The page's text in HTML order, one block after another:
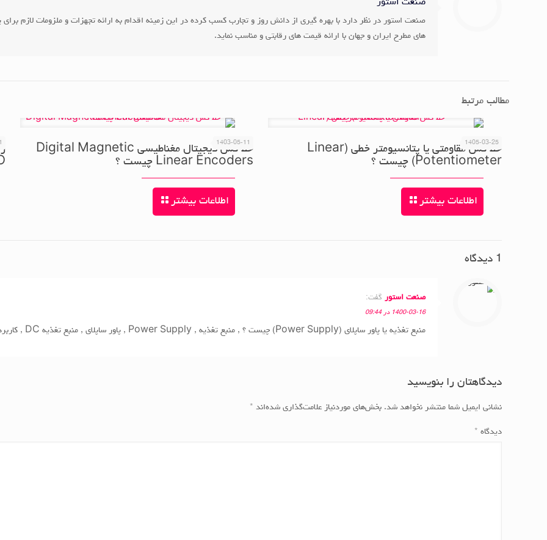
صنعت استور
صنعت استور در نظر دارد با بهره گیری از دانش روز و تجارب کسب کرده در این زمینه اقدام به ارائه تجهزات و ملزومات لازم برای
های مطرح ایران و جهان با ارائه قیمت های رقابتی و مناسب نماید.
مطالب مرتبط
1405-03-25
خط کش مقاومتی یا پتانسیومتر خطی (Linear
Potentiometer) چیست ؟
اطلاعات بیشتر
1403-05-11
خط کش دیجیتال مغناطیسی Digital Magnetic
Linear Encoders چیست ؟
اطلاعات بیشتر
1 دیدگاه
صنعت استور گفت:
1400-03-16 در 09:44
منبع تغذیه یا پاور ساپلای (Power Supply) چیست ؟ , منبع تغذیه , Power Supply , پاور ساپلای , منبع تغذیه DC , کاربرد منبع تغذیه , منابع تغذیه
دیدگاهتان را بنویسید
نشانی ایمیل شما منتشر نخواهد شد. بخش‌های موردنیاز علامت‌گذاری شده‌اند *
دیدگاه *